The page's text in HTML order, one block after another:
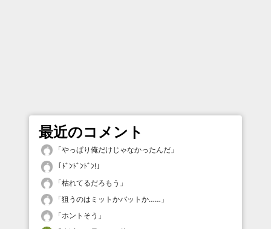
最近のコメント
「やっぱり俺だけじゃなかったんだ 」
「 ﾄﾞﾝﾄﾞﾝﾄﾞﾝ! 」
「枯れてるだろもう 」
「狙うのはミットかバットか…… 」
「ホントそう 」